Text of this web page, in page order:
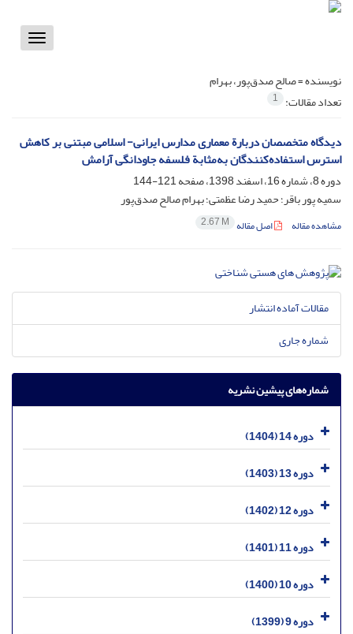
Toggle
نویسنده =صالح صدق‌پور، بهرام
تعداد مقالات: 1
دیدگاه متخصصان دربارة معماری مدارس ایرانی- اسلامی مبتنی بر کاهش
استرس استفاده‌کنندگان به‌مثابة فلسفه جاودانگی آرامش
دوره 8، شماره 16، اسفند 1398، صفحه
121-144
سمیه پور باقر؛ حمید رضا عظمتی؛ بهرام صالح صدق‌پور
مشاهده مقاله اصل مقاله 2.67 M
مقالات آماده انتشار
شماره جاری
شماره‌های پیشین نشریه
دوره 14 (1404)
دوره 13 (1403)
دوره 12 (1402)
دوره 11 (1401)
دوره 10 (1400)
دوره 9 (1399)